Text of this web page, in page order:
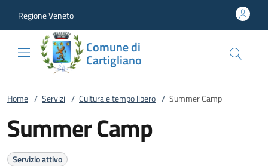
Regione Veneto
Comune di
Cartigliano
Home / Servizi / Cultura e tempo libero / Summer Camp
Summer Camp
Servizio attivo